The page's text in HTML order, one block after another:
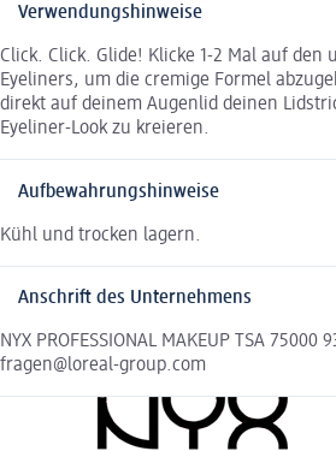
Verwendungshinweise
Click. Click. Glide! Klicke 1-2 Mal auf den
Eyeliners, um die cremige Formel
direkt auf deinem Augenlid deinen
Eyeliner-Look zu kreieren.
Aufbewahrungshinweise
Kühl und trocken lagern.
Anschrift des Unternehmens
NYX PROFESSIONAL MAKEUP TSA 75000
fragen@loreal-group.com